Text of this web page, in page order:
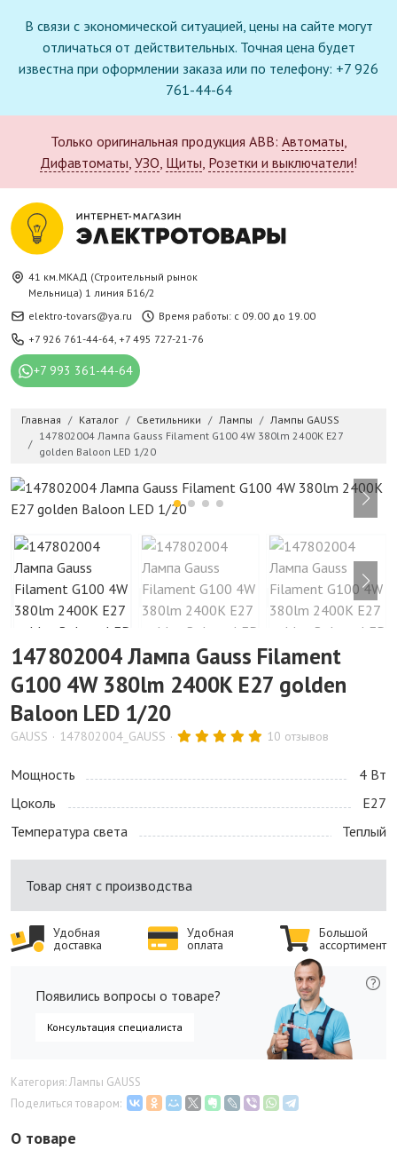
В связи с экономической ситуацией, цены на сайте могут
отличаться от действительных. Точная цена будет
известна при оформлении заказа или по телефону: +7 926
761-44-64
Только оригинальная продукция ABB: Автоматы,
Дифавтоматы, УЗО, Щиты, Розетки и выключатели!
41 км.МКАД (Строительный рынок
Мельница) 1 линия Б16/2
elektro-tovars@ya.ru
Время работы: с 09.00 до 19.00
+7 926 761-44-64, +7 495 727-21-76
+7 993 361-44-64
Главная Каталог Светильники Лампы
Лампы GAUSS
147802004 Лампа Gauss Filament G100 4W 380lm 2400К Е27
golden Baloon LED 1/20
147802004 Лампа Gauss Filament
G100 4W 380lm 2400К Е27 golden
Baloon LED 1/20
GAUSS 147802004_GAUSS 10 отзывов
Мощность
4 Bт
Цоколь
E27
Температура света
Теплый
Товар снят с производства
Удобная
доставка
Удобная
оплата
Большой
ассортимент
Появились вопросы о товаре?
Консультация специалиста
Категория: Лампы GAUSS
Поделиться товаром:
О товаре